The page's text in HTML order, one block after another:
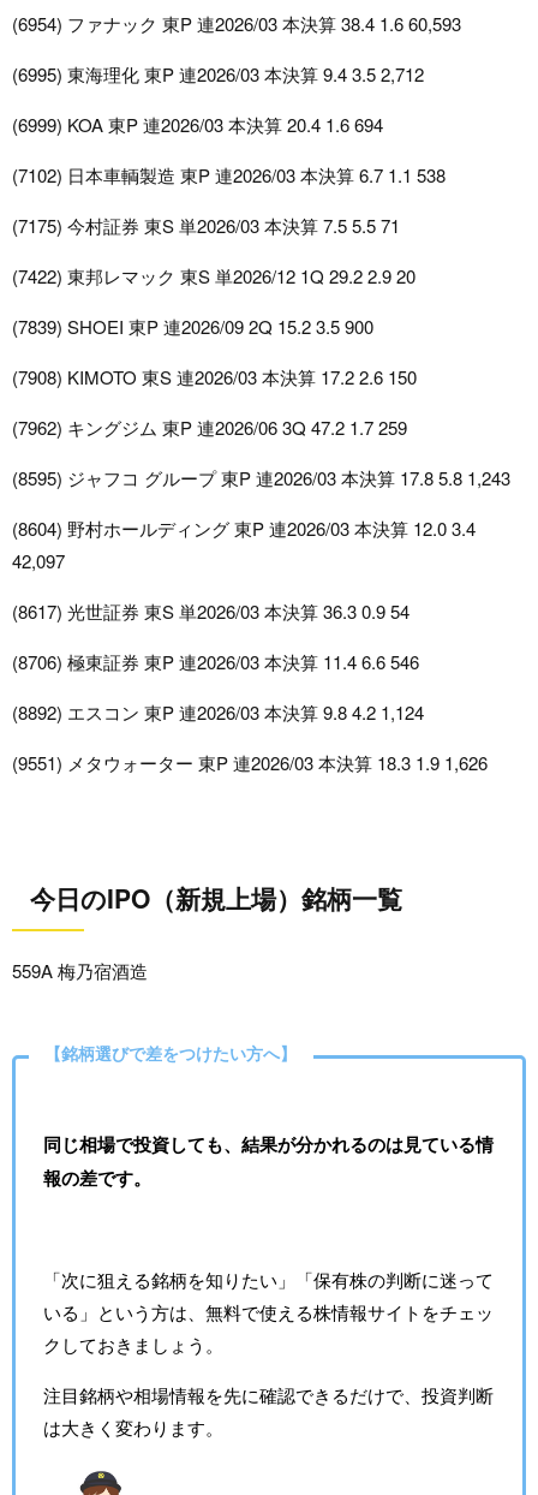
(6954) ファナック 東P 連2026/03 本決算 38.4 1.6 60,593
(6995) 東海理化 東P 連2026/03 本決算 9.4 3.5 2,712
(6999) KOA 東P 連2026/03 本決算 20.4 1.6 694
(7102) 日本車輌製造 東P 連2026/03 本決算 6.7 1.1 538
(7175) 今村証券 東S 単2026/03 本決算 7.5 5.5 71
(7422) 東邦レマック 東S 単2026/12 1Q 29.2 2.9 20
(7839) SHOEI 東P 連2026/09 2Q 15.2 3.5 900
(7908) KIMOTO 東S 連2026/03 本決算 17.2 2.6 150
(7962) キングジム 東P 連2026/06 3Q 47.2 1.7 259
(8595) ジャフコ グループ 東P 連2026/03 本決算 17.8 5.8 1,243
(8604) 野村ホールディング 東P 連2026/03 本決算 12.0 3.4
42,097
(8617) 光世証券 東S 単2026/03 本決算 36.3 0.9 54
(8706) 極東証券 東P 連2026/03 本決算 11.4 6.6 546
(8892) エスコン 東P 連2026/03 本決算 9.8 4.2 1,124
(9551) メタウォーター 東P 連2026/03 本決算 18.3 1.9 1,626
今日のIPO（新規上場）銘柄一覧
559A 梅乃宿酒造
【銘柄選びで差をつけたい方へ】
同じ相場で投資しても、結果が分かれるのは見ている情
報の差です。
「次に狙える銘柄を知りたい」「保有株の判断に迷って
いる」という方は、無料で使える株情報サイトをチェッ
クしておきましょう。
注目銘柄や相場情報を先に確認できるだけで、投資判断
は大きく変わります。